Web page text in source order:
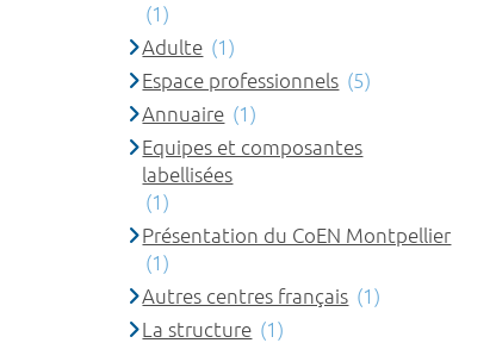
(1)
Adulte (1)
Espace professionnels (5)
Annuaire (1)
Equipes et composantes
labellisées
(1)
Présentation du CoEN Montpellier
(1)
Autres centres français (1)
La structure (1)